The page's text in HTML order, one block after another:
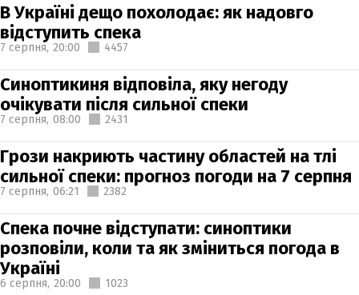
В Україні дещо похолодає: як надовго
відступить спека
7 серпня, 20:00 4457
Синоптикиня відповіла, яку негоду
очікувати після сильної спеки
7 серпня, 08:00 2431
Грози накриють частину областей на тлі
сильної спеки: прогноз погоди на 7 серпня
7 серпня, 06:21 2382
Спека почне відступати: синоптики
розповіли, коли та як зміниться погода в
Україні
6 серпня, 20:00 1023